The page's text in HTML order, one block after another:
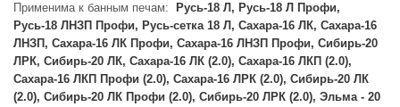
Применима к банным печам:
Русь-18 Л, Русь-18 Л Профи,
Русь-18 ЛНЗП Профи, Русь-сетка 18 Л, Сахара-16 ЛК, Сахара-16
ЛНЗП, Сахара-16 ЛК Профи, Сахара-16 ЛНЗП Профи, Сибирь-20
ЛРК, Сибирь-20 ЛК, Сахара-16 ЛК (2.0), Сахара-16 ЛКП (2.0),
Сахара-16 ЛКП Профи (2.0), Сахара-16 ЛРК (2.0), Сибирь-20 ЛК
(2.0), Сибирь-20 ЛК Профи (2.0), Сибирь-20 ЛРК (2.0), Эльма - 20